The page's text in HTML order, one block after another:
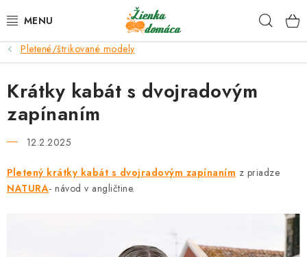
na
NOVINKY*
KLBKÁ
ČASOPISY, NÁVODY
Pletené/štrikované modely
Krátky kabát s dvojradovým
zapínaním
12.2.2025
Pletený krátky kabát s dvojradovým zapínaním z priadze
NATURA- návod v angličtine.